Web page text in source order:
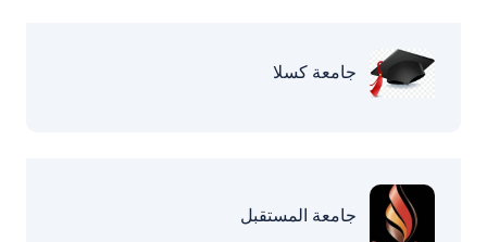
جامعة كسلا
جامعة المستقبل